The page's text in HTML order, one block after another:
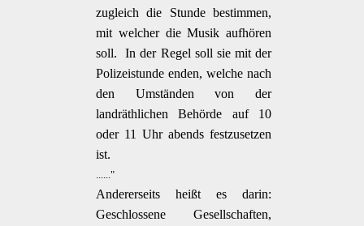
zugleich die Stunde bestimmen,
mit welcher die Musik aufhören
soll.  In der Regel soll sie mit der
Polizeistunde enden, welche nach
den Umständen von der
landräthlichen Behörde auf 10
oder 11 Uhr abends festzusetzen
ist.
......"
Andererseits heißt es darin:
Geschlossene Gesellschaften,